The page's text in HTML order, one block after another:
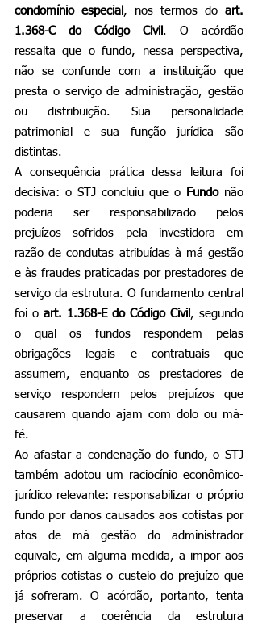
condomínio especial , nos termos do art.
1.368-C do Código Civil . O acórdão
ressalta que o fundo, nessa perspectiva,
não se confunde com a instituição que
presta o serviço de administração, gestão
ou distribuição. Sua personalidade
patrimonial e sua função jurídica são
distintas.
A consequência prática dessa leitura foi
decisiva: o STJ concluiu que o
Fundo não
poderia ser responsabilizado pelos
prejuízos sofridos pela investidora em
razão de condutas atribuídas à má gestão
e às fraudes praticadas por prestadores de
serviço da estrutura. O fundamento central
foi o art. 1.368-E do Código Civil , segundo
o qual os fundos respondem pelas
obrigações legais e contratuais que
assumem, enquanto os prestadores de
serviço respondem pelos prejuízos que
causarem quando ajam com dolo ou má-
fé.
Ao afastar a condenação do fundo, o STJ
também adotou um raciocínio econômico-
jurídico relevante: responsabilizar o próprio
fundo por danos causados aos cotistas por
atos de má gestão do administrador
equivale, em alguma medida, a impor aos
próprios cotistas o custeio do prejuízo que
já sofreram. O acórdão, portanto, tenta
preservar a coerência da estrutura